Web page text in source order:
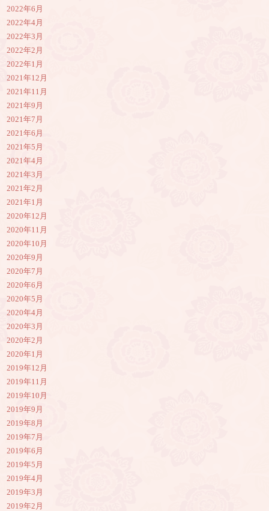
2022年6月
2022年4月
2022年3月
2022年2月
2022年1月
2021年12月
2021年11月
2021年9月
2021年7月
2021年6月
2021年5月
2021年4月
2021年3月
2021年2月
2021年1月
2020年12月
2020年11月
2020年10月
2020年9月
2020年7月
2020年6月
2020年5月
2020年4月
2020年3月
2020年2月
2020年1月
2019年12月
2019年11月
2019年10月
2019年9月
2019年8月
2019年7月
2019年6月
2019年5月
2019年4月
2019年3月
2019年2月